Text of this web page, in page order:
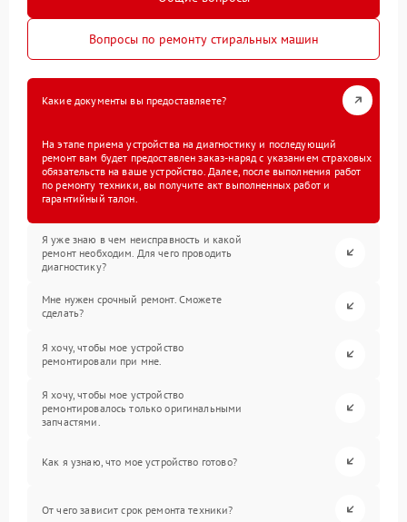
Вопросы по ремонту стиральных машин
Какие документы вы предоставляете?
На этапе приема устройства на диагностику и последующий
ремонт вам будет предоставлен заказ-наряд с указанием страховых
обязательств на ваше устройство. Далее, после выполнения работ
по ремонту техники, вы получите акт выполненных работ и
гарантийный талон.
Я уже знаю в чем неисправность и какой
ремонт необходим. Для чего проводить
диагностику?
Мне нужен срочный ремонт. Сможете
сделать?
Я хочу, чтобы мое устройство
ремонтировали при мне.
Я хочу, чтобы мое устройство
ремонтировалось только оригинальными
запчастями.
Как я узнаю, что мое устройство готово?
От чего зависит срок ремонта техники?